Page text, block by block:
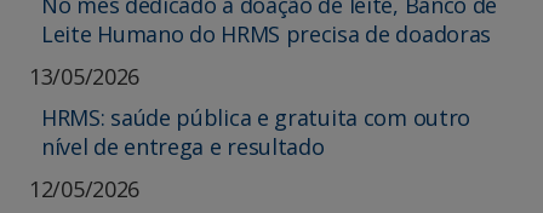
Leite Humano do HRMS precisa de doadoras
13/05/2026
HRMS: saúde pública e gratuita com outro
nível de entrega e resultado
12/05/2026